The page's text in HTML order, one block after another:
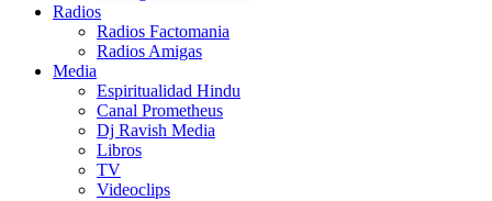
Radios
Radios Factomania
Radios Amigas
Media
Espiritualidad Hindu
Canal Prometheus
Dj Ravish Media
Libros
TV
Videoclips